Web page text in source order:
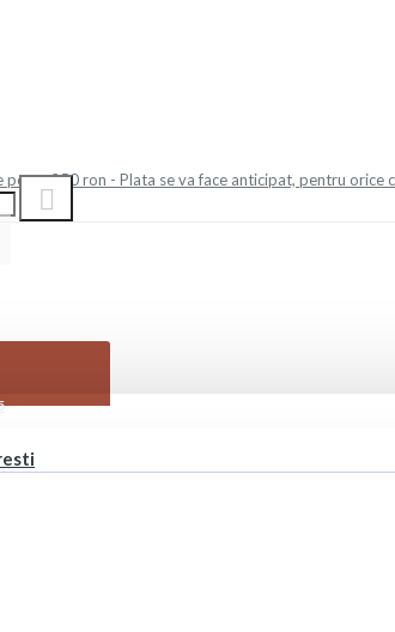
250 ron - Plata se va face anticipat, pentru orice
40